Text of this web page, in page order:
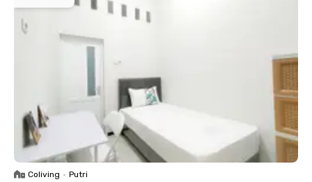
Coliving • Putri